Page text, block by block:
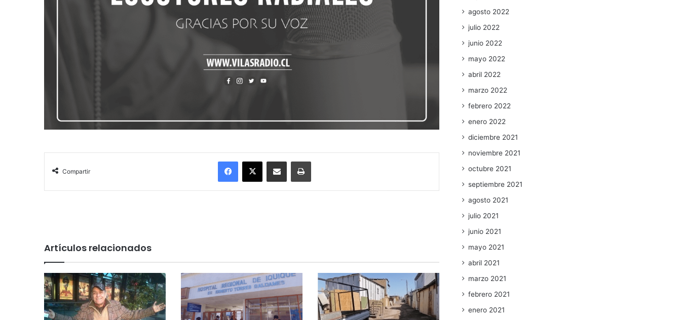
Compartir
Facebook
X Enviar vía email Imprimir
Artículos relacionados
agosto 2022
julio 2022
junio 2022
mayo 2022
abril 2022
marzo 2022
febrero 2022
enero 2022
diciembre 2021
noviembre 2021
octubre 2021
septiembre 2021
agosto 2021
julio 2021
junio 2021
mayo 2021
abril 2021
marzo 2021
febrero 2021
enero 2021